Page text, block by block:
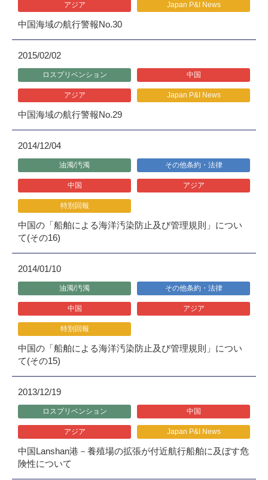
アジア Japan P&I News
中国海域の航行警報No.30
2015/02/02
ロスプリベンション 中国
アジア Japan P&I News
中国海域の航行警報No.29
2014/12/04
油濁/汚濁 その他条約・法律
中国 アジア
特別回報
中国の「船舶による海洋汚染防止及び管理規則」につい
て(その16)
2014/01/10
油濁/汚濁 その他条約・法律
中国 アジア
特別回報
中国の「船舶による海洋汚染防止及び管理規則」につい
て(その15)
2013/12/19
ロスプリベンション 中国
アジア Japan P&I News
中国Lanshan港－養殖場の拡張が付近航行船舶に及ぼす危
険性について